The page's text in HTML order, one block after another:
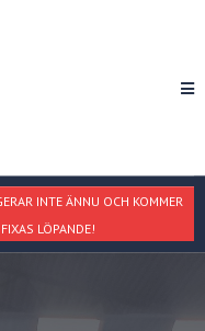
INTE ÄNNU OCH KOMMER
LÖPANDE!